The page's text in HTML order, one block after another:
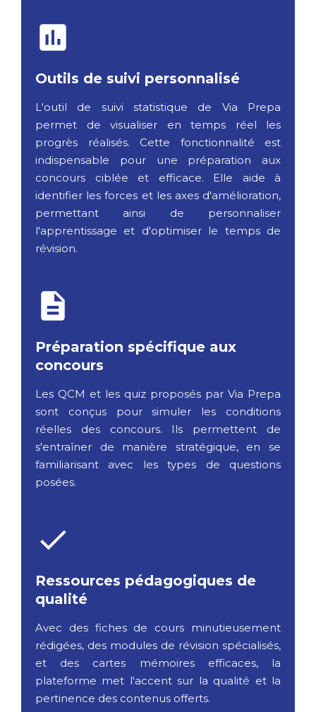
Outils de suivi personnalisé
L'outil de suivi statistique de Via Prepa
permet de visualiser en temps réel les
progrès réalisés. Cette fonctionnalité est
indispensable pour une préparation aux
concours ciblée et efficace. Elle aide à
identifier les forces et les axes d'amélioration,
permettant ainsi de personnaliser
l'apprentissage et d'optimiser le temps de
révision.
Préparation spécifique aux
concours
Les QCM et les quiz proposés par Via Prepa
sont conçus pour simuler les conditions
réelles des concours. Ils permettent de
s'entraîner de manière stratégique, en se
familiarisant avec les types de questions
posées.
Ressources pédagogiques de
qualité
Avec des fiches de cours minutieusement
rédigées, des modules de révision spécialisés,
et des cartes mémoires efficaces, la
plateforme met l'accent sur la qualité et la
pertinence des contenus offerts.